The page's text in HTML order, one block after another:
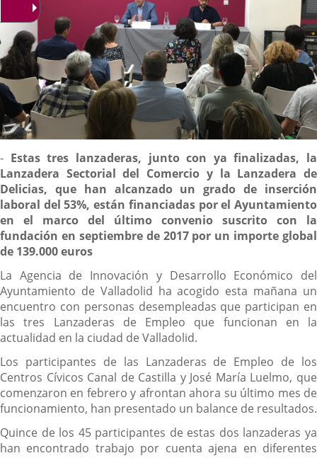
Descripción
- Estas tres lanzaderas, junto con ya finalizadas, la
Lanzadera Sectorial del Comercio y la Lanzadera de
Delicias, que han alcanzado un grado de inserción
laboral del 53%, están financiadas por el Ayuntamiento
en el marco del último convenio suscrito con la
fundación en septiembre de 2017 por un importe global
de 139.000 euros
La Agencia de Innovación y Desarrollo Económico del
Ayuntamiento de Valladolid ha acogido esta mañana un
encuentro con personas desempleadas que participan en
las tres Lanzaderas de Empleo que funcionan en la
actualidad en la ciudad de Valladolid.
Los participantes de las Lanzaderas de Empleo de los
Centros Cívicos Canal de Castilla y José María Luelmo, que
comenzaron en febrero y afrontan ahora su último mes de
funcionamiento, han presentado un balance de resultados.
Quince de los 45 participantes de estas dos lanzaderas ya
han encontrado trabajo por cuenta ajena en diferentes